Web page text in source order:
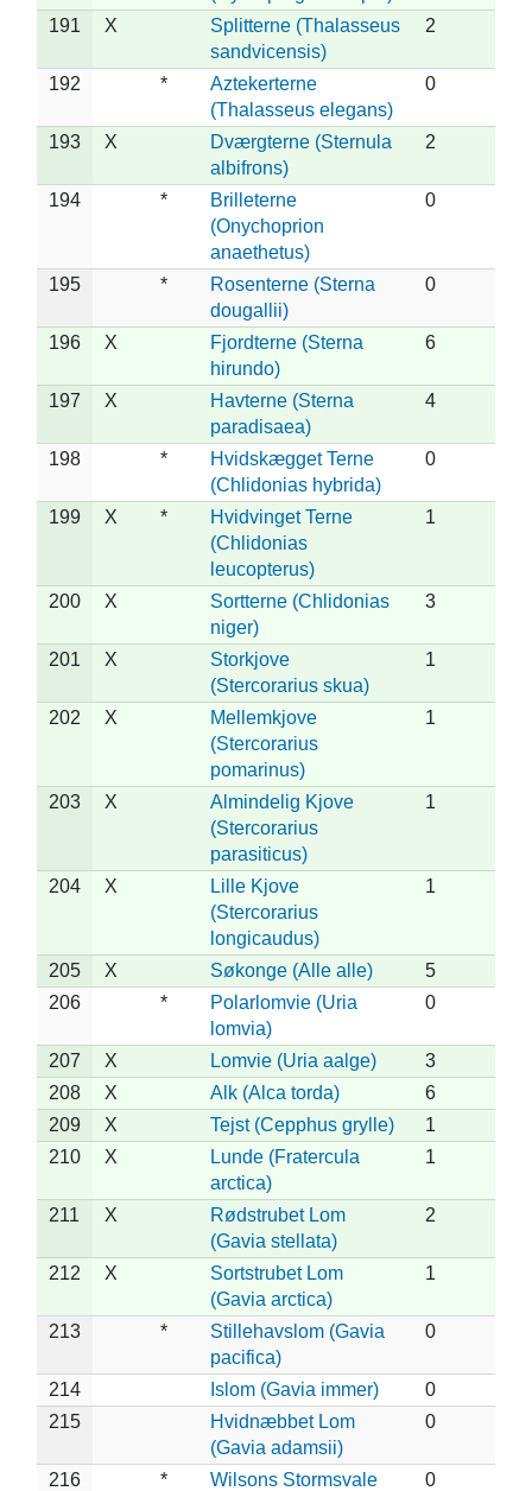
191
X
Splitterne (Thalasseus
sandvicensis)
2
192 *
Aztekerterne
(Thalasseus elegans)
0
193 X
Dværgterne (Sternula
albifrons)
2
194 *
Brilleterne
(Onychoprion
anaethetus)
0
195 *
Rosenterne (Sterna
dougallii)
0
196 X
Fjordterne (Sterna
hirundo)
6
197 X
Havterne (Sterna
paradisaea)
4
198 *
Hvidskægget Terne
(Chlidonias hybrida)
0
199 X *
Hvidvinget Terne
(Chlidonias
leucopterus)
1
200 X
Sortterne (Chlidonias
niger)
3
201 X
Storkjove
(Stercorarius skua)
1
202 X
Mellemkjove
(Stercorarius
pomarinus)
1
203 X
Almindelig Kjove
(Stercorarius
parasiticus)
1
204 X
Lille Kjove
(Stercorarius
longicaudus)
1
205 X Søkonge (Alle alle)
5
206
*
Polarlomvie (Uria
lomvia)
0
207 X Lomvie (Uria aalge)
3
208
X Alk (Alca torda)
6
209
X Tejst (Cepphus grylle)
1
210
X
Lunde (Fratercula
arctica)
1
211 X
Rødstrubet Lom
(Gavia stellata)
2
212 X
Sortstrubet Lom
(Gavia arctica)
1
213 *
Stillehavslom (Gavia
pacifica)
0
214 Islom (Gavia immer)
0
215
Hvidnæbbet Lom
(Gavia adamsii)
0
216 *
Wilsons Stormsvale
0